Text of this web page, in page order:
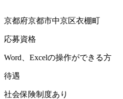
京都府京都市中京区衣棚町
応募資格
Word、Excelの操作ができる方
待遇
社会保険制度あり